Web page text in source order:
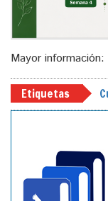
Mayor
Etiquetas